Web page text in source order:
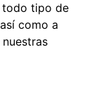
todo tipo de
como a